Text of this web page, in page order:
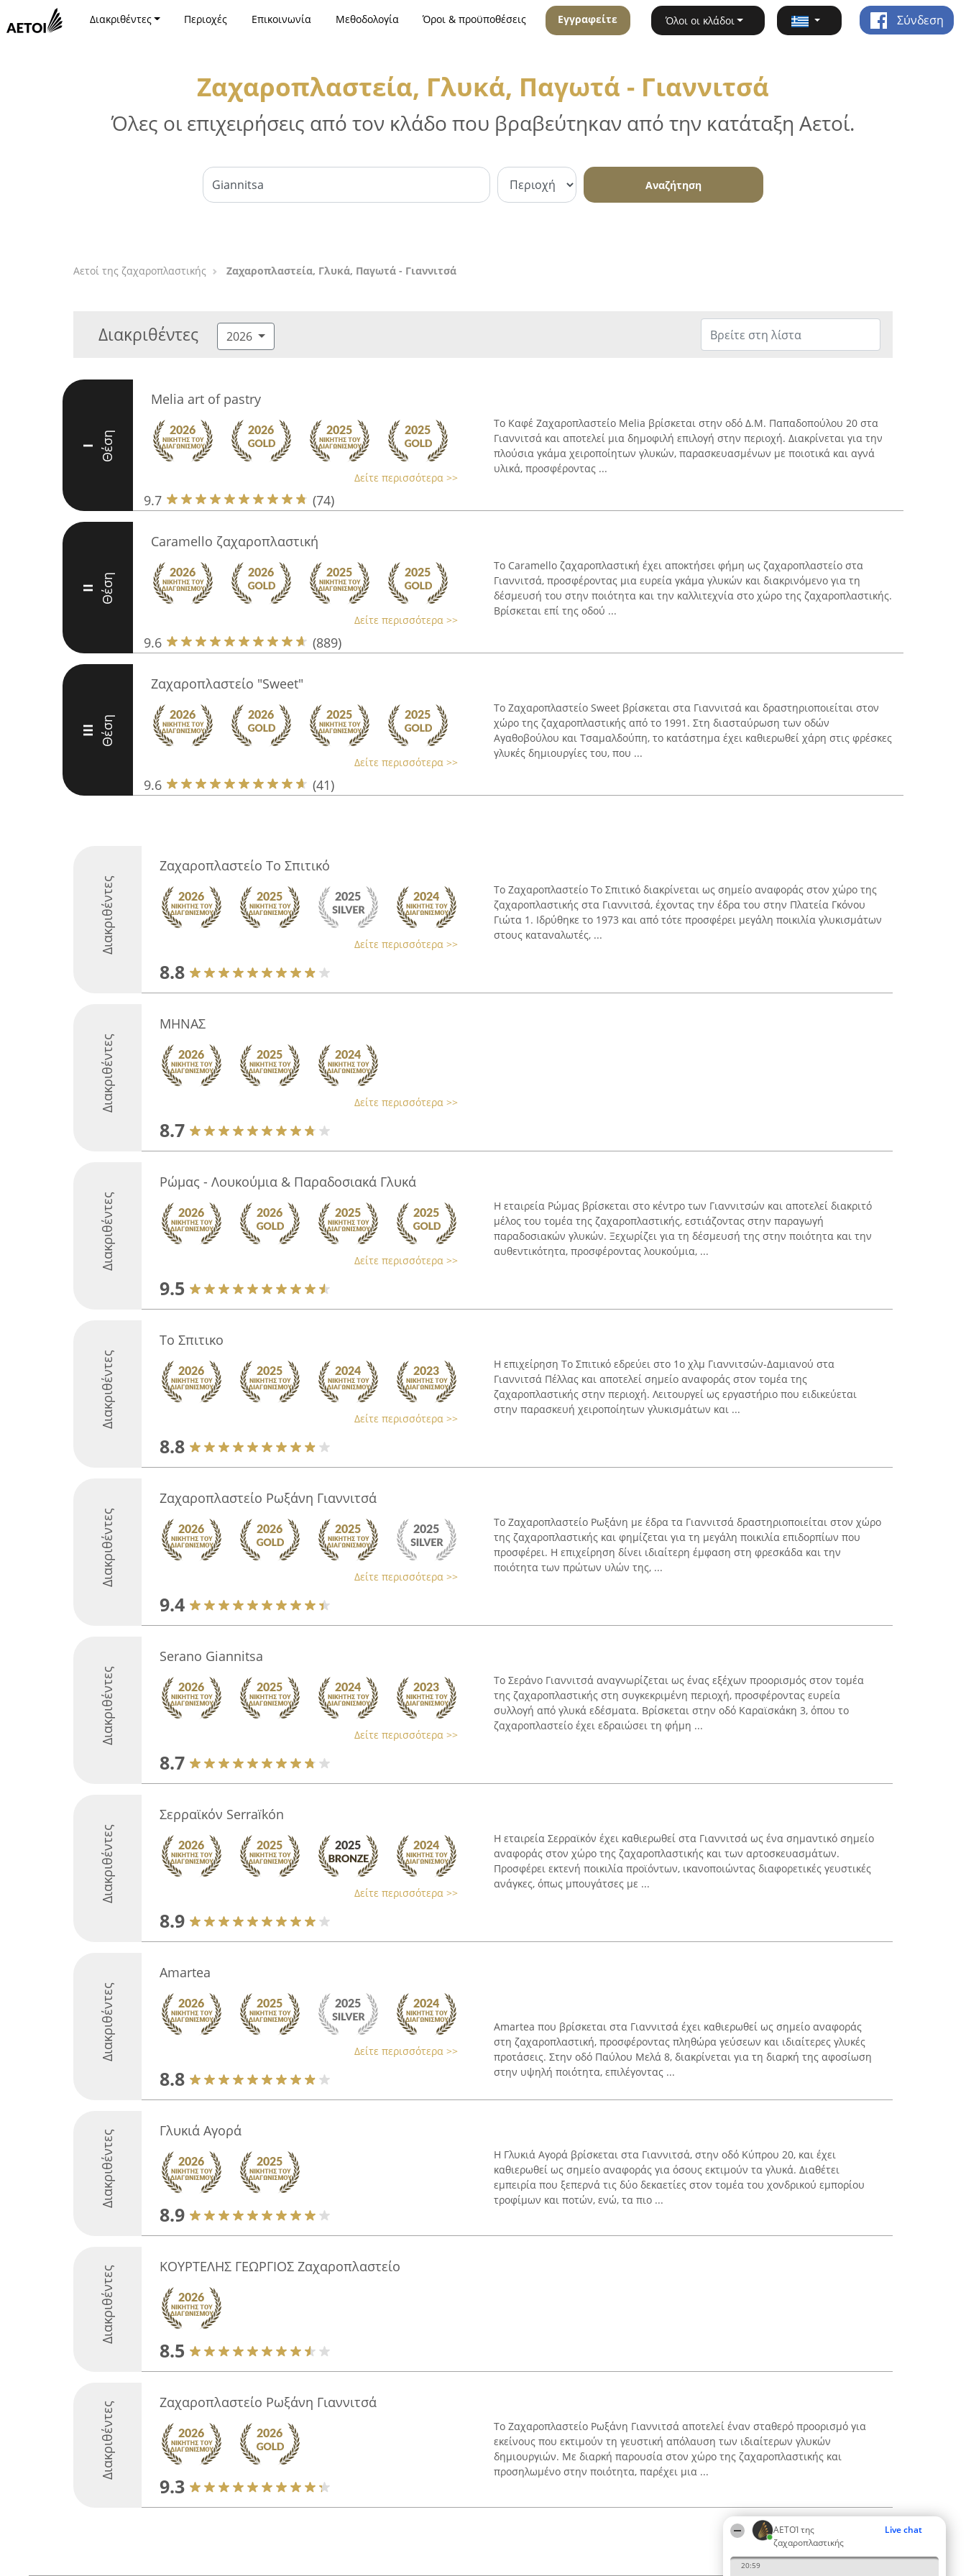
ΑΕΤΟΊ της
ζαχαροπλαστικής
Live chat
20:59
Διακριθέντες Περιοχές Επικοινωνία Μεθοδολογία Όροι & προϋποθέσεις Εγγραφείτε Όλοι οι κλάδοι Σύνδεση
Ζαχαροπλαστεία, Γλυκά, Παγωτά - Γιαννιτσά
Όλες οι επιχειρήσεις από τον κλάδο που βραβεύτηκαν από την κατάταξη Αετοί.
Αναζήτηση
Αετοί της ζαχαροπλαστικής Ζαχαροπλαστεία, Γλυκά, Παγωτά - Γιαννιτσά
Διακριθέντες 2026
I Θέση
Melia art of pastry
Δείτε περισσότερα >>
9.7 (74)
Το Καφέ Ζαχαροπλαστείο Melia βρίσκεται στην οδό Δ.Μ. Παπαδοπούλου 20 στα
Γιαννιτσά και αποτελεί μια δημοφιλή επιλογή στην περιοχή. Διακρίνεται για την
πλούσια γκάμα χειροποίητων γλυκών, παρασκευασμένων με ποιοτικά και αγνά
υλικά, προσφέροντας ...
II Θέση
Caramello ζαχαροπλαστική
Δείτε περισσότερα >>
9.6 (889)
Το Caramello ζαχαροπλαστική έχει αποκτήσει φήμη ως ζαχαροπλαστείο στα
Γιαννιτσά, προσφέροντας μια ευρεία γκάμα γλυκών και διακρινόμενο για τη
δέσμευσή του στην ποιότητα και την καλλιτεχνία στο χώρο της ζαχαροπλαστικής.
Βρίσκεται επί της οδού ...
III Θέση
Ζαχαροπλαστείο "Sweet"
Δείτε περισσότερα >>
9.6 (41)
Το Ζαχαροπλαστείο Sweet βρίσκεται στα Γιαννιτσά και δραστηριοποιείται στον
χώρο της ζαχαροπλαστικής από το 1991. Στη διασταύρωση των οδών
Αγαθοβούλου και Τσαμαλδούπη, το κατάστημα έχει καθιερωθεί χάρη στις φρέσκες
γλυκές δημιουργίες του, που ...
Διακριθέντες
Ζαχαροπλαστείο Το Σπιτικό
Δείτε περισσότερα >>
8.8
Το Ζαχαροπλαστείο Το Σπιτικό διακρίνεται ως σημείο αναφοράς στον χώρο της
ζαχαροπλαστικής στα Γιαννιτσά, έχοντας την έδρα του στην Πλατεία Γκόνου
Γιώτα 1. Ιδρύθηκε το 1973 και από τότε προσφέρει μεγάλη ποικιλία γλυκισμάτων
στους καταναλωτές, ...
Διακριθέντες
ΜΗΝΑΣ
Δείτε περισσότερα >>
8.7
Διακριθέντες
Ρώμας - Λουκούμια & Παραδοσιακά Γλυκά
Δείτε περισσότερα >>
9.5
Η εταιρεία Ρώμας βρίσκεται στο κέντρο των Γιαννιτσών και αποτελεί διακριτό
μέλος του τομέα της ζαχαροπλαστικής, εστιάζοντας στην παραγωγή
παραδοσιακών γλυκών. Ξεχωρίζει για τη δέσμευσή της στην ποιότητα και την
αυθεντικότητα, προσφέροντας λουκούμια, ...
Διακριθέντες
Το Σπιτικο
Δείτε περισσότερα >>
8.8
Η επιχείρηση Το Σπιτικό εδρεύει στο 1ο χλμ Γιαννιτσών-Δαμιανού στα
Γιαννιτσά Πέλλας και αποτελεί σημείο αναφοράς στον τομέα της
ζαχαροπλαστικής στην περιοχή. Λειτουργεί ως εργαστήριο που ειδικεύεται
στην παρασκευή χειροποίητων γλυκισμάτων και ...
Διακριθέντες
Ζαχαροπλαστείο Ρωξάνη Γιαννιτσά
Δείτε περισσότερα >>
9.4
Το Ζαχαροπλαστείο Ρωξάνη με έδρα τα Γιαννιτσά δραστηριοποιείται στον χώρο
της ζαχαροπλαστικής και φημίζεται για τη μεγάλη ποικιλία επιδορπίων που
προσφέρει. Η επιχείρηση δίνει ιδιαίτερη έμφαση στη φρεσκάδα και την
ποιότητα των πρώτων υλών της, ...
Διακριθέντες
Serano Giannitsa
Δείτε περισσότερα >>
8.7
Το Σεράνο Γιαννιτσά αναγνωρίζεται ως ένας εξέχων προορισμός στον τομέα
της ζαχαροπλαστικής στη συγκεκριμένη περιοχή, προσφέροντας ευρεία
συλλογή από γλυκά εδέσματα. Βρίσκεται στην οδό Καραϊσκάκη 3, όπου το
ζαχαροπλαστείο έχει εδραιώσει τη φήμη ...
Διακριθέντες
Σερραϊκόν Serraïkón
Δείτε περισσότερα >>
8.9
Η εταιρεία Σερραϊκόν έχει καθιερωθεί στα Γιαννιτσά ως ένα σημαντικό σημείο
αναφοράς στον χώρο της ζαχαροπλαστικής και των αρτοσκευασμάτων.
Προσφέρει εκτενή ποικιλία προϊόντων, ικανοποιώντας διαφορετικές γευστικές
ανάγκες, όπως μπουγάτσες με ...
Διακριθέντες
Amartea
Δείτε περισσότερα >>
8.8
Amartea που βρίσκεται στα Γιαννιτσά έχει καθιερωθεί ως σημείο αναφοράς
στη ζαχαροπλαστική, προσφέροντας πληθώρα γεύσεων και ιδιαίτερες γλυκές
προτάσεις. Στην οδό Παύλου Μελά 8, διακρίνεται για τη διαρκή της αφοσίωση
στην υψηλή ποιότητα, επιλέγοντας ...
Διακριθέντες Γλυκιά Αγορά
8.9
Η Γλυκιά Αγορά βρίσκεται στα Γιαννιτσά, στην οδό Κύπρου 20, και έχει
καθιερωθεί ως σημείο αναφοράς για όσους εκτιμούν τα γλυκά. Διαθέτει
εμπειρία που ξεπερνά τις δύο δεκαετίες στον τομέα του χονδρικού εμπορίου
τροφίμων και ποτών, ενώ, τα πιο ...
Διακριθέντες ΚΟΥΡΤΕΛΗΣ ΓΕΩΡΓΙΟΣ Ζαχαροπλαστείο
8.5
Διακριθέντες Ζαχαροπλαστείο Ρωξάνη Γιαννιτσά
9.3
Το Ζαχαροπλαστείο Ρωξάνη Γιαννιτσά αποτελεί έναν σταθερό προορισμό για
εκείνους που εκτιμούν τη γευστική απόλαυση των ιδιαίτερων γλυκών
δημιουργιών. Με διαρκή παρουσία στον χώρο της ζαχαροπλαστικής και
προσηλωμένο στην ποιότητα, παρέχει μια ...